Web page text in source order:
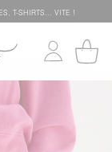
T-SHIRTS... VITE !